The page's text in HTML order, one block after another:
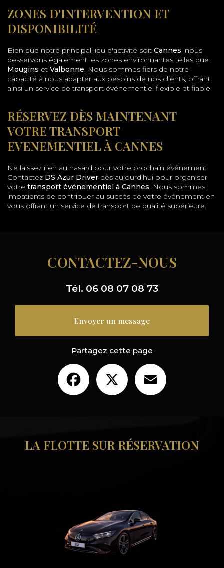
ZONES D'INTERVENTION ET
DISPONIBILITÉ
Bien que notre principal lieu d'activité soit Cannes, nous
desservons également les zones environnantes telles que
Mougins et Valbonne. Nous sommes fiers de notre
capacité à nous adapter aux besoins de nos clients, offrant
ainsi un service de transport événementiel flexible et fiable.
RÉSERVEZ DÈS MAINTENANT
VOTRE TRANSPORT
EVENEMENTIEL À CANNES
Ne laissez rien au hasard pour votre prochain événement.
Contactez DS Azur Driver dès aujourd'hui pour organiser
votre transport événementiel à Cannes. Nous sommes
impatients de contribuer au succès de votre événement en
vous offrant un service de transport de qualité supérieure.
CONTACTEZ-NOUS
Tél. 06 08 07 08 73
Envoyer un message
Partagez cette page
Facebook
LA FLOTTE SUR RÉSERVATION